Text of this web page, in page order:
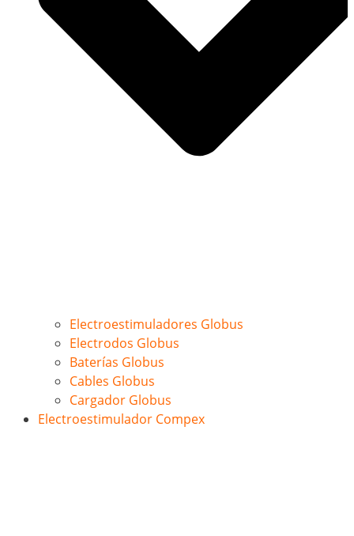
Electroestimuladores Globus
Electrodos Globus
Baterías Globus
Cables Globus
Cargador Globus
Electroestimulador Compex